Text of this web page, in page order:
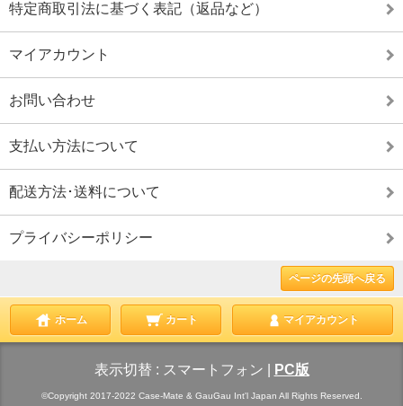
特定商取引法に基づく表記（返品など）
マイアカウント
お問い合わせ
支払い方法について
配送方法･送料について
プライバシーポリシー
ページの先頭へ戻る
ホーム カート マイアカウント
表示切替 : スマートフォン PC版
©Copyright 2017-2022 Case-Mate & GauGau Int'l Japan All Rights Reserved.